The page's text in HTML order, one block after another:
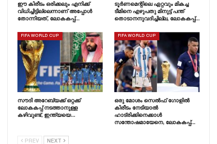
ഈ കിരീടം ഒരിക്കലും എനിക്ക്
വിധിച്ചിട്ടില്ലെന്നാണ് അപ്പോൾ
തോന്നിയത്, ലോകകപ്പ്…
ടൂർണമെന്റിലെ ഏറ്റവും മികച്ച
ടീമിനെ എഴുപതു മിനുട്ട് പന്ത്
തൊടാനനുവദിച്ചില്ല, ലോകകപ്പ്…
FIFA WORLD CUP
സൗദി അറേബ്യക്ക് ഒറ്റക്ക്
ലോകകപ്പ് നടത്താനുള്ള
കഴിവുണ്ട്, ഇന്ത്യയെ…
FIFA WORLD CUP
ഒരു മോശം സെൽഫ് ഗോളിൽ
കിരീടം നേടിയാൽ
ഹാട്രിക്കിനെക്കാൾ
സന്തോഷമായേനെ, ലോകകപ്പ്…
PREV NEXT